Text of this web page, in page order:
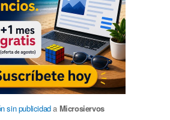
sin publicidada Microsiervos